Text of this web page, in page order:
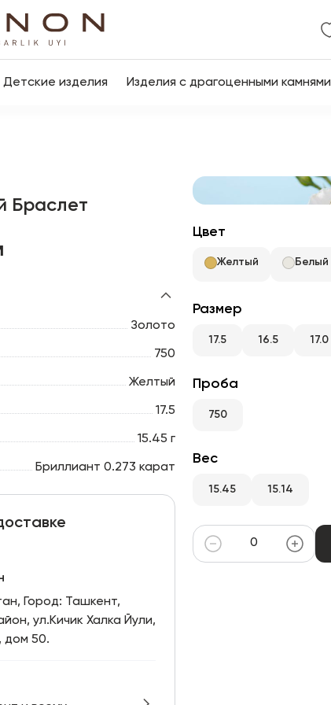
Детские изделия Изделия с драгоценными камнями
Браслет
Золото
750
Желтый
17.5
15.45 г
Бриллиант 0.273 карат
Город: Ташкент,
ул.Кичик Халка Йули,
дом 50.
Цвет
Желтый Белый
Размер
17.5 16.5 17.0
Проба
750
Вес
15.45 15.14